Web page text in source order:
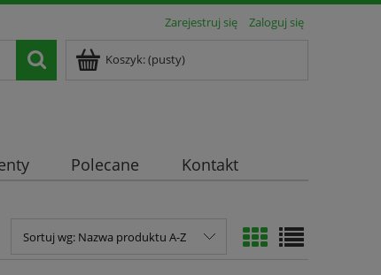
Zarejestruj się Zaloguj się
Koszyk:(pusty)
Polecane Kontakt
Sortuj wg: Nazwa produktu A-Z